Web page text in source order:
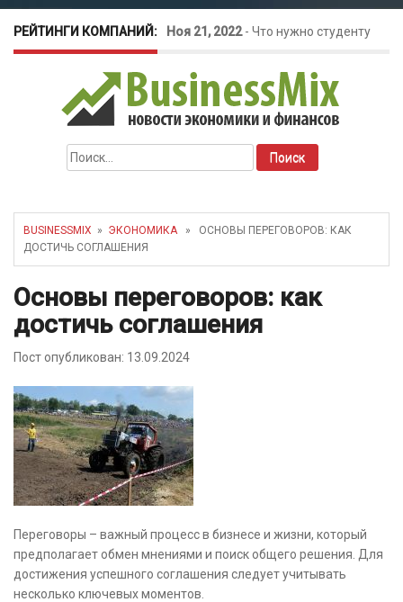
РЕЙТИНГИ КОМПАНИЙ: Ноя 21, 2022- Что нужно студенту
для открытия бизнеса?
Окт 26, 2022-Телефония для
amoCRM: лучшие инструменты для
бизнеса
как защитить свой бизнес?
Найти:
BUSINESSMIX » ЭКОНОМИКА» ОСНОВЫ ПЕРЕГОВОРОВ: КАК
ДОСТИЧЬ СОГЛАШЕНИЯ
Основы переговоров: как
достичь соглашения
Пост опубликован: 13.09.2024
Переговоры – важный процесс в бизнесе и жизни, который
предполагает обмен мнениями и поиск общего решения. Для
достижения успешного соглашения следует учитывать
несколько ключевых моментов.